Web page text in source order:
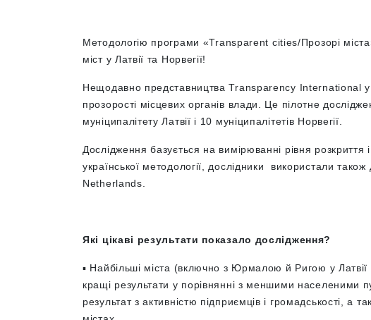
Методологію програми «Transparent cities/Прозорі міста
міст у Латвії та Норвегії!
Нещодавно представництва Transparency International у
прозорості місцевих органів влади. Це пілотне
муніципалітету Латвії і 10 муніципалітетів Норвегії.
Дослідження базується на вимірюванні рівня
української методології, дослідники використали
Netherlands.
Які цікаві результати показало дослідження?
▪️ Найбільші міста (включно з Юрмалою й Ригою у
кращі результати у порівнянні з меншими населеними
результат з активністю підприємців і громадськості, а